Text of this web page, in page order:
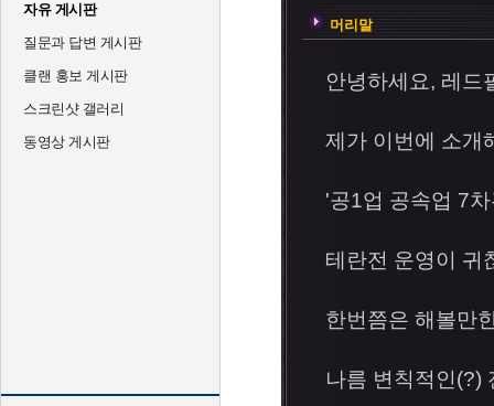
자유 게시판
질문과 답변 게시판
클랜 홍보 게시판
스크린샷 갤러리
동영상 게시판
머리말
안녕하세요, 레드
제가 이번에 소개
'공1업 공속업 7
테란전 운영이 귀
한번쯤은 해볼만
나름 변칙적인(?)